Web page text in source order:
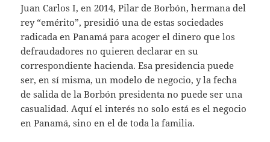
Juan Carlos I, en 2014, Pilar de Borbón, hermana del
rey “emérito”, presidió una de estas sociedades
radicada en Panamá para acoger el dinero que los
defraudadores no quieren declarar en su
correspondiente hacienda. Esa presidencia puede
ser, en sí misma, un modelo de negocio, y la fecha
de salida de la Borbón presidenta no puede ser una
casualidad. Aquí el interés no solo está es el negocio
en Panamá, sino en el de toda la familia.